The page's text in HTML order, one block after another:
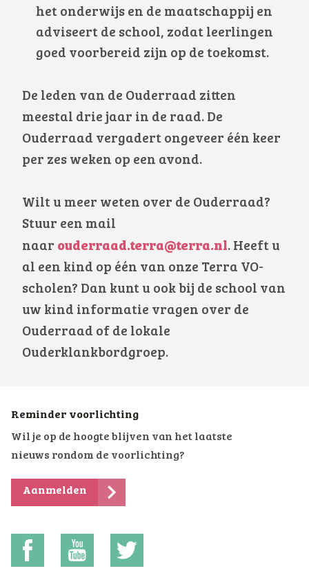
het onderwijs en de maatschappij en
adviseert de school, zodat leerlingen
goed voorbereid zijn op de toekomst.
De leden van de Ouderraad zitten
meestal drie jaar in de raad. De
Ouderraad vergadert ongeveer één keer
per zes weken op een avond.
Wilt u meer weten over de Ouderraad?
Stuur een mail
naar ouderraad.terra@terra.nl. Heeft u
al een kind op één van onze Terra VO-
scholen? Dan kunt u ook bij de school van
uw kind informatie vragen over de
Ouderraad of de lokale
Ouderklankbordgroep.
Reminder voorlichting
Wil je op de hoogte blijven van het laatste
nieuws rondom de voorlichting?
Aanmelden